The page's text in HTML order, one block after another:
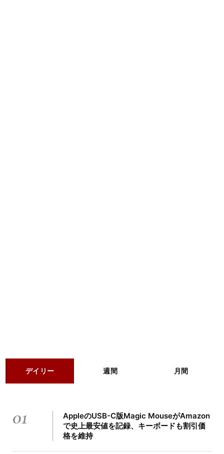
デイリー 週間 月間
01
AppleのUSB-C版Magic MouseがAmazon
で史上最安値を記録、キーボードも割引価
格を維持